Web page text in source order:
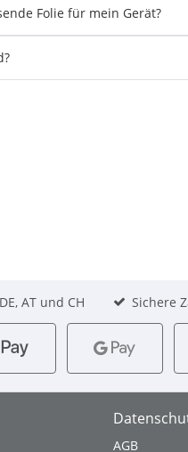
Folie für mein Gerät?
AT und CH Sichere
AGB